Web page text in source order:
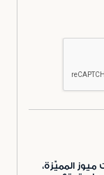
المميّزة،